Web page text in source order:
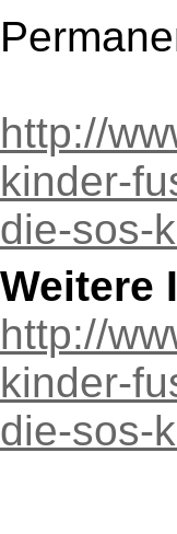
http://
kinder-
die-sos-
Weitere
http://
kinder-
die-sos-